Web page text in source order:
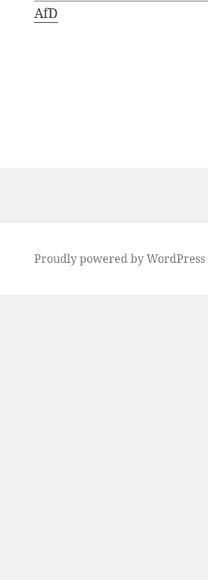
AfD
Proudly powered by WordPress